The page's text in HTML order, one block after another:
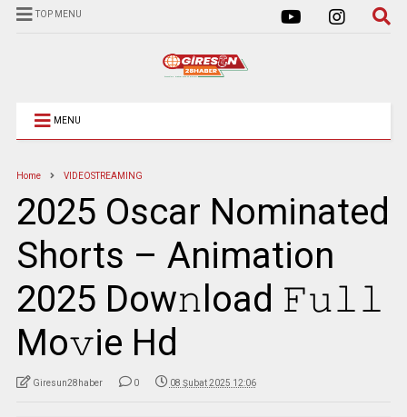
TOP MENU
MENU
Home VIDEOSTREAMING
2025 Oscar Nominated
Shorts – Animation
2025 Dow𝚗load 𝙵𝚞𝚕𝚕
Mo𝚟ie Hd
Giresun28haber 0 08 Şubat 2025 12:06